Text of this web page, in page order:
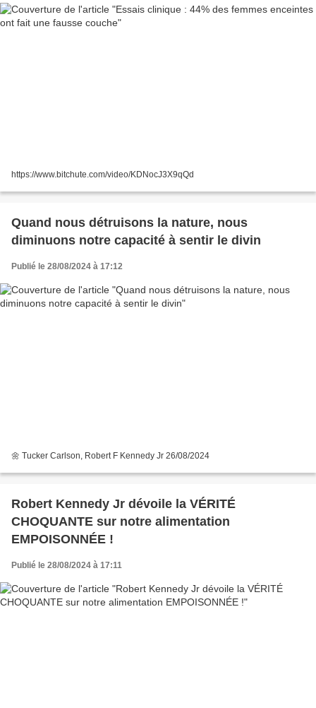
https://www.bitchute.com/video/KDNocJ3X9qQd
Quand nous détruisons la nature, nous
diminuons notre capacité à sentir le divin
Publié le 28/08/2024 à 17:12
🌼 Tucker Carlson, Robert F Kennedy Jr 26/08/2024
Robert Kennedy Jr dévoile la VÉRITÉ
CHOQUANTE sur notre alimentation
EMPOISONNÉE !
Publié le 28/08/2024 à 17:11